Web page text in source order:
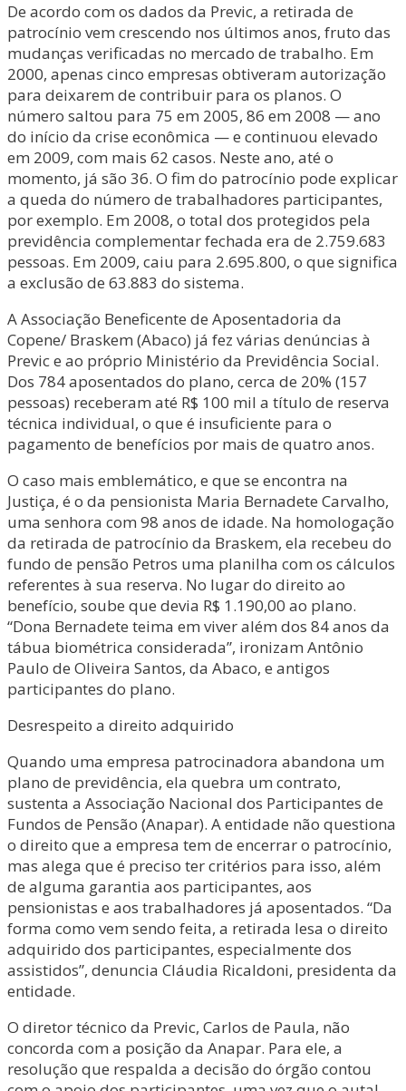
De acordo com os dados da Previc, a retirada de
patrocínio vem crescendo nos últimos anos, fruto das
mudanças verificadas no mercado de trabalho. Em
2000, apenas cinco empresas obtiveram autorização
para deixarem de contribuir para os planos. O
número saltou para 75 em 2005, 86 em 2008 — ano
do início da crise econômica — e continuou elevado
em 2009, com mais 62 casos. Neste ano, até o
momento, já são 36. O fim do patrocínio pode explicar
a queda do número de trabalhadores participantes,
por exemplo. Em 2008, o total dos protegidos pela
previdência complementar fechada era de 2.759.683
pessoas. Em 2009, caiu para 2.695.800, o que significa
a exclusão de 63.883 do sistema.
A Associação Beneficente de Aposentadoria da
Copene/ Braskem (Abaco) já fez várias denúncias à
Previc e ao próprio Ministério da Previdência Social.
Dos 784 aposentados do plano, cerca de 20% (157
pessoas) receberam até R$ 100 mil a título de reserva
técnica individual, o que é insuficiente para o
pagamento de benefícios por mais de quatro anos.
O caso mais emblemático, e que se encontra na
Justiça, é o da pensionista Maria Bernadete Carvalho,
uma senhora com 98 anos de idade. Na homologação
da retirada de patrocínio da Braskem, ela recebeu do
fundo de pensão Petros uma planilha com os cálculos
referentes à sua reserva. No lugar do direito ao
benefício, soube que devia R$ 1.190,00 ao plano.
“Dona Bernadete teima em viver além dos 84 anos da
tábua biométrica considerada”, ironizam Antônio
Paulo de Oliveira Santos, da Abaco, e antigos
participantes do plano.
Desrespeito a direito adquirido
Quando uma empresa patrocinadora abandona um
plano de previdência, ela quebra um contrato,
sustenta a Associação Nacional dos Participantes de
Fundos de Pensão (Anapar). A entidade não questiona
o direito que a empresa tem de encerrar o patrocínio,
mas alega que é preciso ter critérios para isso, além
de alguma garantia aos participantes, aos
pensionistas e aos trabalhadores já aposentados. “Da
forma como vem sendo feita, a retirada lesa o direito
adquirido dos participantes, especialmente dos
assistidos”, denuncia Cláudia Ricaldoni, presidenta da
entidade.
O diretor técnico da Previc, Carlos de Paula, não
concorda com a posição da Anapar. Para ele, a
resolução que respalda a decisão do órgão contou